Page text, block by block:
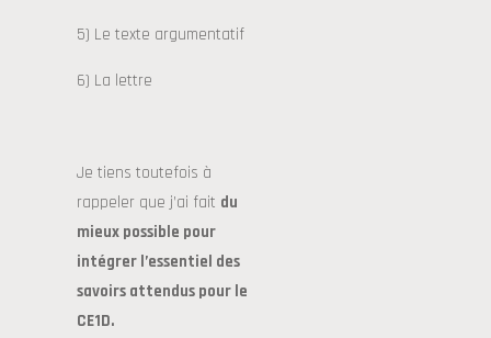
5) Le texte argumentatif
6) La lettre
Je tiens toutefois à
rappeler que j’ai fait du
mieux possible pour
intégrer l’essentiel des
savoirs attendus pour le
CE1D.